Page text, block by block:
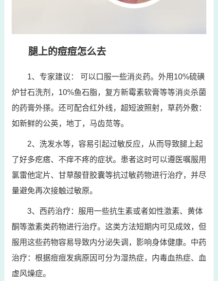
腿上的痘痘怎么去
1、专家建议： 可以口服一些消炎药。外用10%硫磺
炉甘石洗剂，10%鱼石脂，复方新霉素软膏等等消炎杀菌
的药膏外搽。还可配合红外线，超短波照射，草药外敷：
如新鲜的公英，地丁，马齿苋等。
2、洗发水等，容易引起过敏反应，从而导致腿上起
了好多疙瘩、不痒不疼的症状。患者这时可以遵医嘱服用
氯雷他定片、甘草酸苷胶囊等抗过敏药物进行治疗，并尽
量避免再次接触过敏原。
3、西药治疗：服用一些抗生素或者如性激素、黄体
酮等激素类药物进行治疗。这类方法短期内可见成效，但
服用这些药物容易导致内分泌失调，影响身体健康。中药
治疗：根据痘痘发病原因可分为湿热症，内毒血热症、血
虚风燥症。